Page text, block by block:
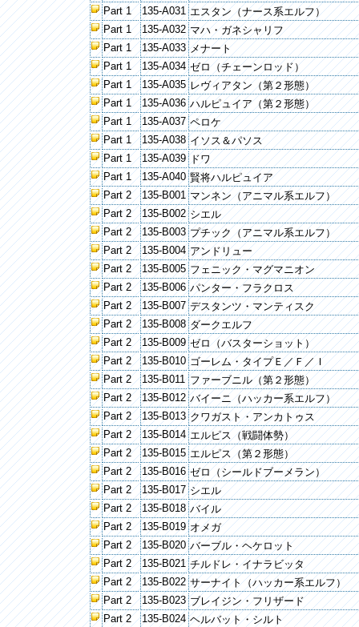
Part 1
135-A031 エスタン（ナース系エルフ）
Part 1
135-A032 マハ・ガネシャリフ
Part 1
135-A033 メナート
Part 1
135-A034 ゼロ（チェーンロッド）
Part 1
135-A035 レヴィアタン（第２形態）
Part 1
135-A036 ハルピュイア（第２形態）
Part 1
135-A037 ペロケ
Part 1
135-A038 イソス＆パソス
Part 1
135-A039 ドワ
Part 1
135-A040 賢将ハルピュイア
Part 2
135-B001 マンネン（アニマル系エルフ）
Part 2
135-B002 シエル
Part 2
135-B003 プチック（アニマル系エルフ）
Part 2
135-B004 アンドリュー
Part 2
135-B005 フェニック・マグマニオン
Part 2
135-B006 パンター・フラクロス
Part 2
135-B007 デスタンツ・マンティスク
Part 2
135-B008 ダークエルフ
Part 2
135-B009 ゼロ（バスターショット）
Part 2
135-B010 ゴーレム・タイプＥ／Ｆ／Ｉ
Part 2
135-B011 ファーブニル（第２形態）
Part 2
135-B012 バイーニ（ハッカー系エルフ）
Part 2
135-B013 クワガスト・アンカトゥス
Part 2
135-B014 エルピス（戦闘体勢）
Part 2
135-B015 エルピス（第２形態）
Part 2
135-B016 ゼロ（シールドブーメラン）
Part 2
135-B017 シエル
Part 2
135-B018 バイル
Part 2
135-B019 オメガ
Part 2
135-B020 バーブル・ヘケロット
Part 2
135-B021 チルドレ・イナラビッタ
Part 2
135-B022 サーナイト（ハッカー系エルフ）
Part 2
135-B023 ブレイジン・フリザード
Part 2
135-B024 ヘルバット・シルト